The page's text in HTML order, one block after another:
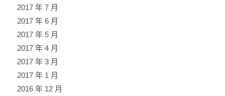
2017 年 7 月
2017 年 6 月
2017 年 5 月
2017 年 4 月
2017 年 3 月
2017 年 1 月
2016 年 12 月